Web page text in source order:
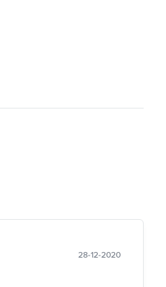
28-12-2020